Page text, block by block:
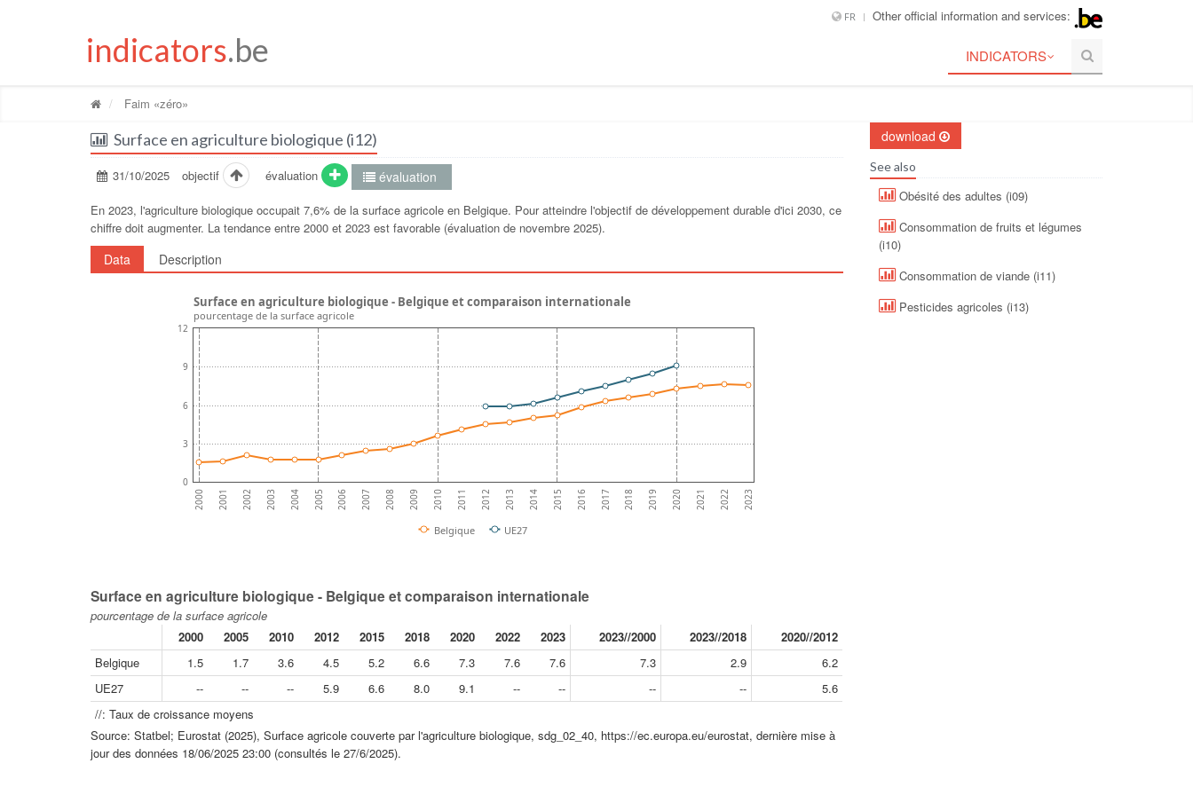
FR Other official information and services:
indicators.be INDICATORS
Faim «zéro»
Surface en agriculture biologique (i12)
31/10/2025 objectif évaluation évaluation
En 2023, l'agriculture biologique occupait 7,6% de la surface agricole en Belgique. Pour atteindre l'objectif de développement durable d'ici 2030, ce
chiffre doit augmenter. La tendance entre 2000 et 2023 est favorable (évaluation de novembre 2025).
Data Description
2000 2001 2002 2003 2004 2005 2006 2007 2008 2009 2010 2011 2012 2013 2014 2015 2016 2017 2018 2019 2020 2021 2022 2023
0
3
6
9
12
Belgique UE27
Surface en agriculture biologique - Belgique et comparaison internationale
pourcentage de la surface agricole
Surface en agriculture biologique - Belgique et comparaison internationale
pourcentage de la surface agricole
2000
2005 2010 2012 2015 2018 2020 2022 2023 2023//2000 2023//2018
2020//2012
Belgique
1.5 1.7 3.6 4.5 5.2 6.6 7.3 7.6 7.6 7.3 2.9
6.2
UE27
-- -- -- 5.9 6.6 8.0 9.1 -- -- -- --
5.6
//: Taux de croissance moyens
Source: Statbel; Eurostat (2025), Surface agricole couverte par l'agriculture biologique, sdg_02_40, https://ec.europa.eu/eurostat, dernière mise à
jour des données 18/06/2025 23:00 (consultés le 27/6/2025).
download
See also
Obésité des adultes (i09)
Consommation de fruits et légumes
(i10)
Consommation de viande (i11)
Pesticides agricoles (i13)